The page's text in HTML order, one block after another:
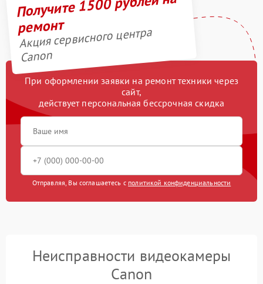
ремонт
Акция сервисного центра
Canon
При оформлении заявки на ремонт техники через
сайт,
действует персональная бессрочная скидка
Отправляя, Вы соглашаетесь с политикой конфиденциальности
Неисправности видеокамеры
Canon